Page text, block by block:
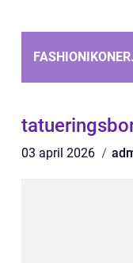
FASHIONIKONER.
03 april 2026